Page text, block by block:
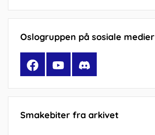
Oslogruppen på sosiale medier
FacebookYouTubeDiscord
Smakebiter fra arkivet